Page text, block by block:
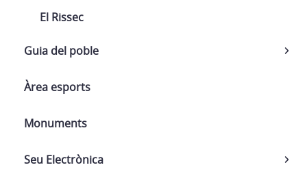
El Rissec
Guia del poble
Àrea esports
Monuments
Seu Electrònica